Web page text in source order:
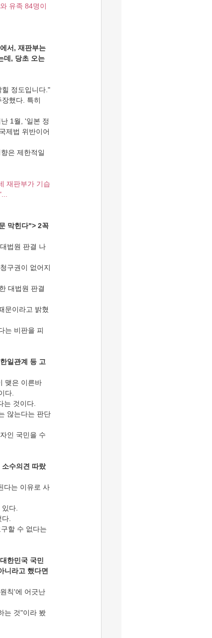
유족 84명이
서, 재판부는
데, 당초 오는
정도입니다."
했다. 특히
1월, '일본 정
제법 위반이어
은 제한적일
재판부가 기습
막힌다"> 2꼭
법원 판결 나
구권이 없어지
대법원 판결
문이라고 밝혔
는 비판을 피
일관계 등 고
맺은 이른바
다.
는 것이다.
않는다는 판단
인 국민을 수
수의견 따랐
다는 이유로 사
다.
.
할 수 없다는
한민국 국민
니라고 했다면
칙'에 어긋난
는 것"이라 봤